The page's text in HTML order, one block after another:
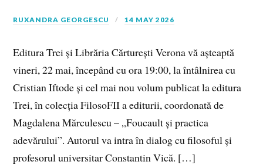
RUXANDRA GEORGESCU 14 MAY 2026
Editura Trei și Librăria Cărturești Verona vă așteaptă
vineri, 22 mai, începând cu ora 19:00, la întâlnirea cu
Cristian Iftode și cel mai nou volum publicat la editura
Trei, în colecția FilosoFII a editurii, coordonată de
Magdalena Mărculescu – „Foucault și practica
adevărului”. Autorul va intra în dialog cu filosoful și
profesorul universitar Constantin Vică. […]